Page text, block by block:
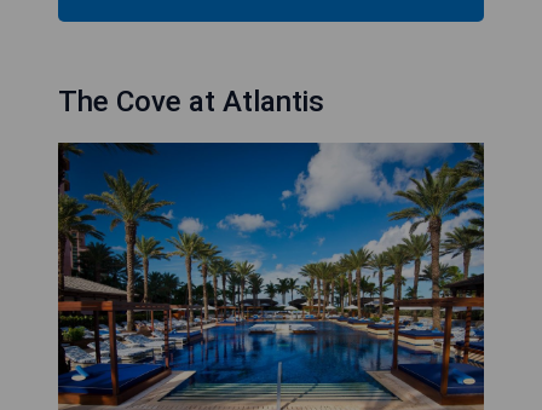
The Cove at Atlantis